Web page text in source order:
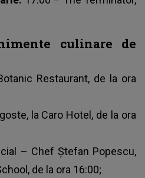
culinare de
Restaurant, de la ora
la Caro Hotel, de la ora
– Chef Ștefan Popescu,
de la ora 16:00;